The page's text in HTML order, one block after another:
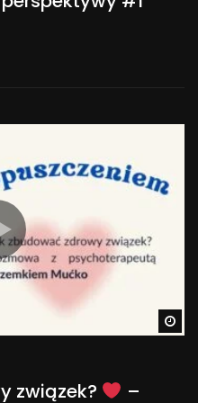
związek? –